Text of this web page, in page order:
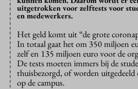
uitgetrokken voor zelftests voor
en medewerkers.
Het geld komt uit “de grote
In totaal gaat het om 350 miljoen
zelf en 135 miljoen euro voor de
De tests moeten immers bij de
thuisbezorgd, of worden uitgedeeld
op de campus.